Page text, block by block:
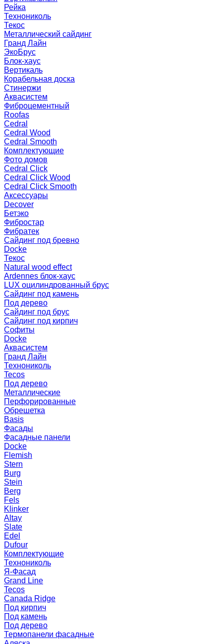
Рейка
Технониколь
Текос
Металлический сайдинг
Гранд Лайн
ЭкоБрус
Блок-хаус
Вертикаль
Корабельная доска
Стинержи
Аквасистем
Фиброцементный
Roofas
Cedral
Cedral Wood
Cedral Smooth
Комплектующие
Фото домов
Cedral Click
Cedral Click Wood
Cedral Click Smooth
Аксессуары
Decover
Бетэко
Фибростар
Фибратек
Сайдинг под бревно
Docke
Текос
Natural wood effect
Ardennes блок-хаус
LUX оцилиндрованный брус
Сайдинг под камень
Под дерево
Сайдинг под брус
Сайдинг под кирпич
Софиты
Docke
Аквасистем
Гранд Лайн
Технониколь
Tecos
Под дерево
Металлические
Перфорированные
Обрешетка
Basis
Фасады
Фасадные панели
Docke
Flemish
Stern
Burg
Stein
Berg
Fels
Klinker
Altay
Slate
Edel
Dufour
Комплектующие
Технониколь
Я-Фасад
Grand Line
Tecos
Canada Ridge
Под кирпич
Под камень
Под дерево
Термопанели фасадные